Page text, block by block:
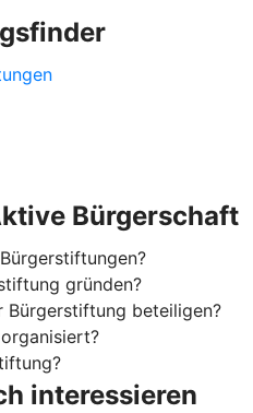
Bürgerschaft
gründen?
Bürgerstiftung beteiligen?
interessieren